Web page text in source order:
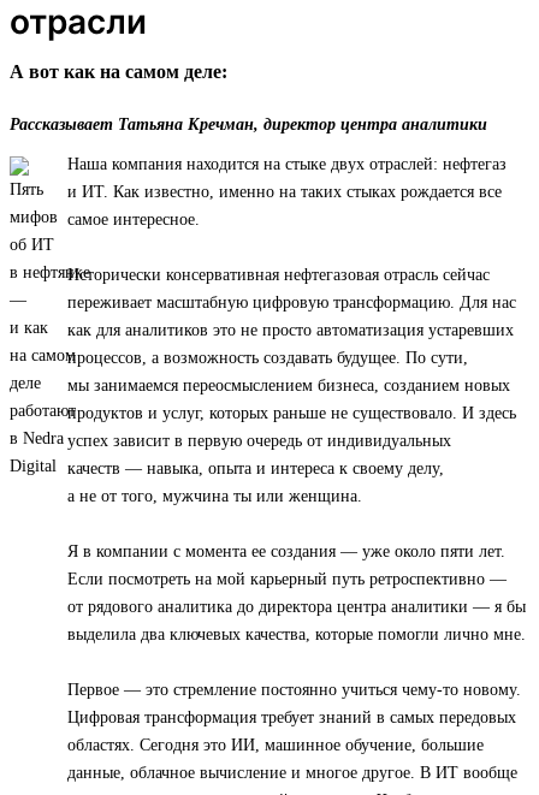
отрасли
А вот как на самом деле:
Рассказывает Татьяна Кречман, директор центра аналитики
Наша компания находится на стыке двух отраслей: нефтегаз
и ИТ. Как известно, именно на таких стыках рождается все
самое интересное.
Исторически консервативная нефтегазовая отрасль сейчас
переживает масштабную цифровую трансформацию. Для нас
как для аналитиков это не просто автоматизация устаревших
процессов, а возможность создавать будущее. По сути,
мы занимаемся переосмыслением бизнеса, созданием новых
продуктов и услуг, которых раньше не существовало. И здесь
успех зависит в первую очередь от индивидуальных
качеств — навыка, опыта и интереса к своему делу,
а не от того, мужчина ты или женщина.
Я в компании с момента ее создания — уже около пяти лет.
Если посмотреть на мой карьерный путь ретроспективно —
от рядового аналитика до директора центра аналитики — я бы
выделила два ключевых качества, которые помогли лично мне.
Первое — это стремление постоянно учиться чему-то новому.
Цифровая трансформация требует знаний в самых передовых
областях. Сегодня это ИИ, машинное обучение, большие
данные, облачное вычисление и многое другое. В ИТ вообще